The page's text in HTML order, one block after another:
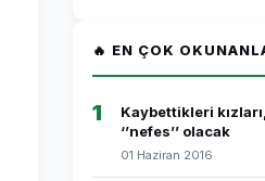
🔥 EN ÇOK
1
Kaybettikleri
‘’nefes’’ olacak
01 Haziran 2016